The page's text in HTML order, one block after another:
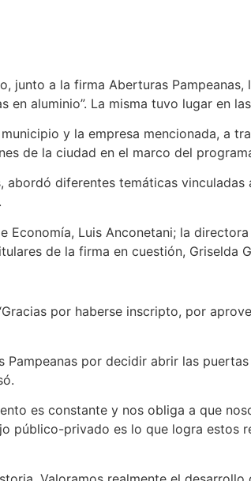
junto a la firma Aberturas
aluminio”. La misma tuvo lugar en
y la empresa mencionada, a
de la ciudad en el marco del
diferentes temáticas
Economía, Luis Anconetani; la
de la firma en cuestión, Griselda
por haberse inscripto, por
por decidir abrir las
es constante y nos obliga a que
público-privado es lo que logra estos